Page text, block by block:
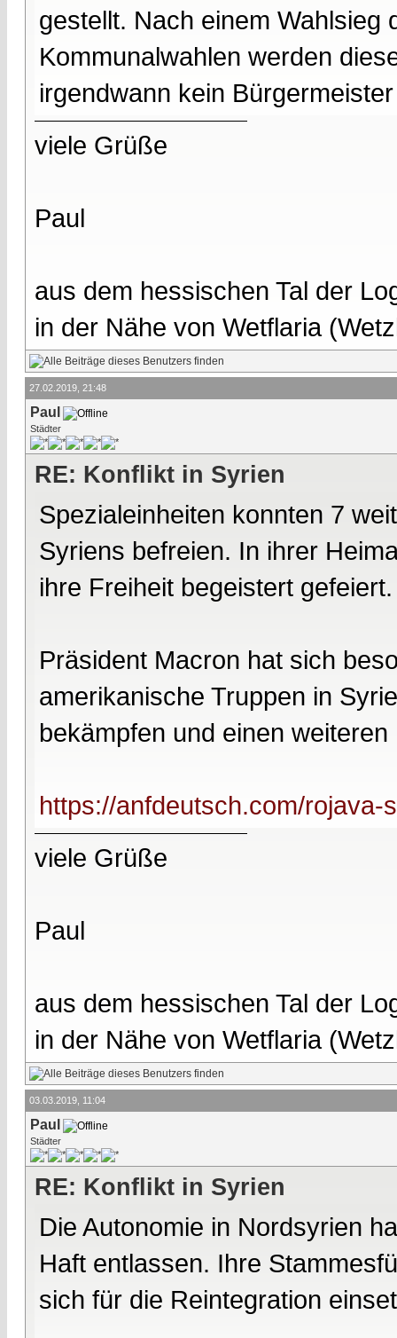
gestellt. Nach einem Wahlsieg
Kommunalwahlen werden
irgendwann kein
viele Grüße
Paul
aus dem hessischen Tal der
in der Nähe von Wetflaria
27.02.2019, 21:48
Paul
Städter
RE: Konflikt in Syrien
Spezialeinheiten konnten 7
Syriens befreien. In ihrer
ihre Freiheit begeistert gefeiert.
Präsident Macron hat sich
amerikanische Truppen in
bekämpfen und einen
https://anfdeutsch.com/rojava-
viele Grüße
Paul
aus dem hessischen Tal der
in der Nähe von Wetflaria
03.03.2019, 11:04
Paul
Städter
RE: Konflikt in Syrien
Die Autonomie in Nordsyrien
Haft entlassen. Ihre
sich für die Reintegration